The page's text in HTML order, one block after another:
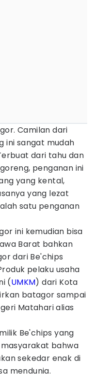
Camilan dari
ini sangat mudah
dari tahu dan
penganan ini
yang kental,
yang lezat
satu penganan
ini kemudian bisa
Barat bahkan
dari Be'chips
pelaku usaha
(UMKM) dari Kota
batagor sampai
Matahari alias
Be'chips yang
bahwa
sekedar enak di
mendunia.